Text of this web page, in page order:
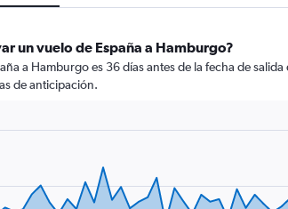
un vuelo de España a Hamburgo?
a Hamburgo es 36 días antes de la fecha de
de anticipación.